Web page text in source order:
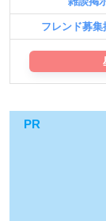
フレンド募集
PR